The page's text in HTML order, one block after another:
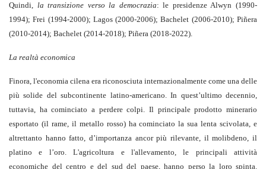
Quindi, la transizione verso la democrazia: le presidenze Alwyn (1990-
1994); Frei (1994-2000); Lagos (2000-2006); Bachelet (2006-2010); Piñera
(2010-2014); Bachelet (2014-2018); Piñera (2018-2022).
La realtà economica
Finora, l'economia cilena era riconosciuta internazionalmente come una delle
più solide del subcontinente latino-americano. In quest’ultimo decennio,
tuttavia, ha cominciato a perdere colpi. Il principale prodotto minerario
esportato (il rame, il metallo rosso) ha cominciato la sua lenta scivolata, e
altrettanto hanno fatto, d’importanza ancor più rilevante, il molibdeno, il
platino e l’oro. L'agricoltura e l'allevamento, le principali attività
economiche del centro e del sud del paese, hanno perso la loro spinta.